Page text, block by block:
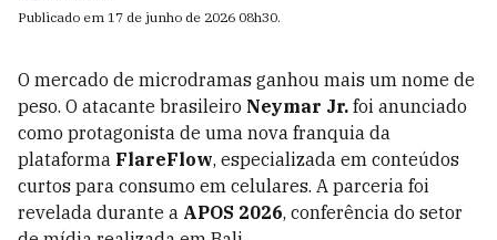
Publicado em 17 de junho de 2026 08h30.
O mercado de microdramas ganhou mais um nome de
peso. O atacante brasileiro Neymar Jr. foi anunciado
como protagonista de uma nova franquia da
plataforma FlareFlow, especializada em conteúdos
curtos para consumo em celulares. A parceria foi
revelada durante a APOS 2026, conferência do setor